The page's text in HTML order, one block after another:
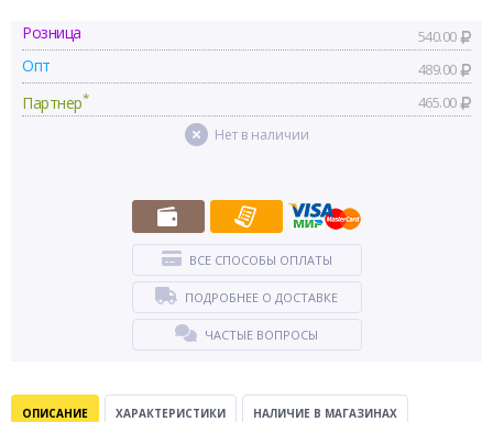
Розница 540.00
Опт 489.00
Партнер* 465.00
Нет в наличии
ВСЕ СПОСОБЫ ОПЛАТЫ
ПОДРОБНЕЕ О ДОСТАВКЕ
ЧАСТЫЕ ВОПРОСЫ
ОПИСАНИЕ ХАРАКТЕРИСТИКИ НАЛИЧИЕ В МАГАЗИНАХ